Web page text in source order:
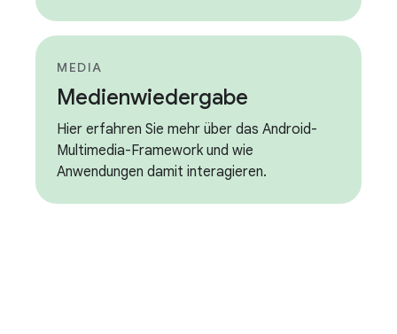
MEDIA
Medienwiedergabe
Hier erfahren Sie mehr über das Android-
Multimedia-Framework und wie
Anwendungen damit interagieren.